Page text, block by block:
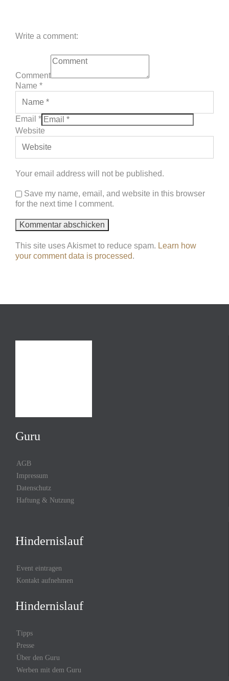
Write a comment:
Comment
Name *
Email *
Website
Your email address will not be published.
Save my name, email, and website in this browser
for the next time I comment.
This site uses Akismet to reduce spam. Learn how
your comment data is processed.
Guru
AGB
Impressum
Datenschutz
Haftung & Nutzung
Hindernislauf
Event eintragen
Kontakt aufnehmen
Hindernislauf
Tipps
Presse
Über den Guru
Werben mit dem Guru